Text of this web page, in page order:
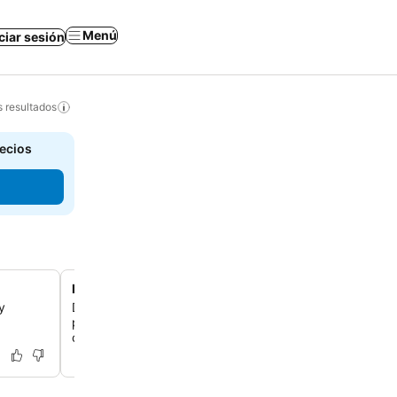
sesión Menú
resultados
La habitación única 'El Hangar'
Descubre 'El Hangar', una habitación especial en la
pensada para compartir y con dos baños privados
comodidad.